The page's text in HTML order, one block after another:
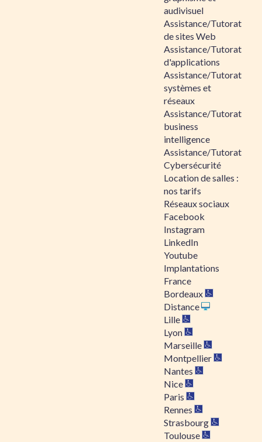
audivisuel
Assistance/Tutorat
de sites Web
Assistance/Tutorat
d'applications
Assistance/Tutorat
systèmes et
réseaux
Assistance/Tutorat
business
intelligence
Assistance/Tutorat
Cybersécurité
Location de salles :
nos tarifs
Réseaux sociaux
Facebook
Instagram
LinkedIn
Youtube
Implantations
France
Bordeaux
Distance
Lille
Lyon
Marseille
Montpellier
Nantes
Nice
Paris
Rennes
Strasbourg
Toulouse